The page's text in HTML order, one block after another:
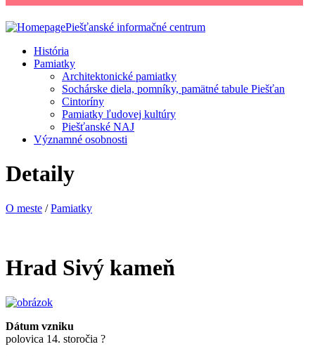
Piešťanské informačné centrum
História
Pamiatky
Architektonické pamiatky
Sochárske diela, pomníky, pamätné tabule Piešťan
Cintoríny
Pamiatky ľudovej kultúry
Piešťanské NAJ
Významné osobnosti
Detaily
O meste /Pamiatky
Hrad Sivý kameň
Dátum vzniku
polovica 14. storočia ?